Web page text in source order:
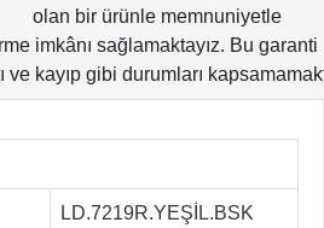
olan bir ürünle memnuniyetle
imkânı sağlamaktayız. Bu
ve kayıp gibi durumları
LD.7219R.YEŞİL.BSK